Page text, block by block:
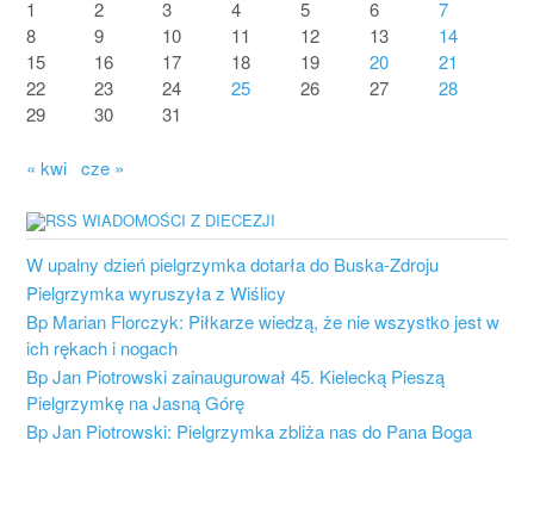
1 2 3 4 5 6
7
8
9 10 11 12 13
14
15
16 17 18 19 20
21
22
23 24 25 26 27
28
29
30 31
« kwi cze »
WIADOMOŚCI Z DIECEZJI
W upalny dzień pielgrzymka dotarła do Buska-Zdroju
Pielgrzymka wyruszyła z Wiślicy
Bp Marian Florczyk: Piłkarze wiedzą, że nie wszystko jest w
ich rękach i nogach
Bp Jan Piotrowski zainaugurował 45. Kielecką Pieszą
Pielgrzymkę na Jasną Górę
Bp Jan Piotrowski: Pielgrzymka zbliża nas do Pana Boga